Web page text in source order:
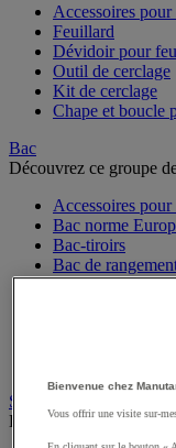
Accessoires pour
Feuillard
Dévidoir pour
Outil de cerclage
Kit de cerclage
Chape et boucle
Bac
Découvrez ce groupe
Accessoires pour
Bac norme
Bac-tiroirs
Bac de
Rangement pour
Sachet, film bulle et
Découvrez ce groupe
Bienvenue chez
Vous offrir une visite sur-